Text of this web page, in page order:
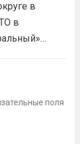
друг
в
в
к труду
ГТО️⁣⁣⠀Те,
поля